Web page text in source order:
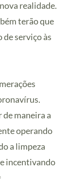
realidade.
terão que
de serviço às
maneira a
operando
a limpeza
incentivando